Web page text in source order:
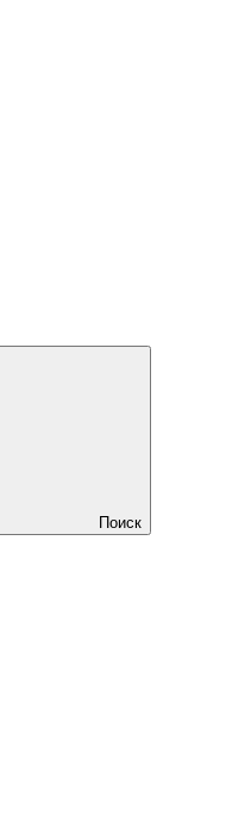
Поиск